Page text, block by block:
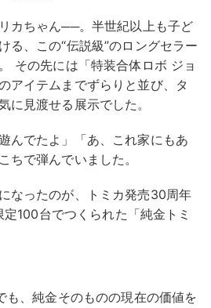
カちゃん──。半世紀以上も子ど
る、この“伝説級”のロングセラー
その先には「特装合体ロボ ジョ
アイテムまでずらりと並び、タ
に見渡せる展示でした。
んでたよ」「あ、これ家にもあ
ちで弾んでいました。
なったのが、トミカ発売30周年
100台でつくられた「純金トミ
も、純金そのものの現在の価値を